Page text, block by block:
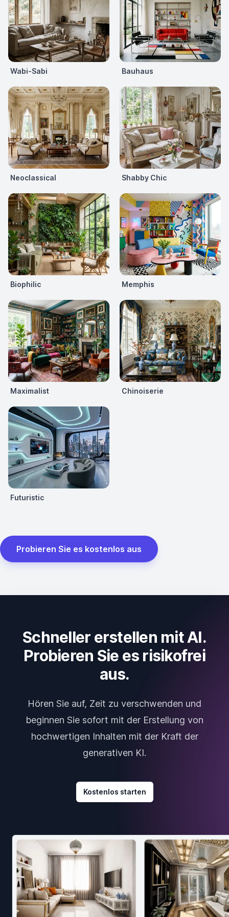
Wabi-Sabi Bauhaus
Neoclassical Shabby Chic
Biophilic Memphis
Maximalist Chinoiserie
Futuristic
Probieren Sie es kostenlos aus
Schneller erstellen mit AI.
Probieren Sie es risikofrei
aus.
Hören Sie auf, Zeit zu verschwenden und
beginnen Sie sofort mit der Erstellung von
hochwertigen Inhalten mit der Kraft der
generativen KI.
Kostenlos starten